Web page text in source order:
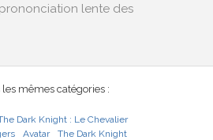
lente des
mêmes catégories :
Dark Knight : Le Chevalier
Avatar
The Dark Knight